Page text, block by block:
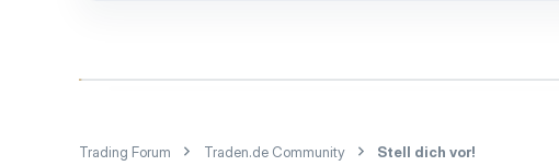
n
Trading Forum Traden.de Community Stell dich vor!